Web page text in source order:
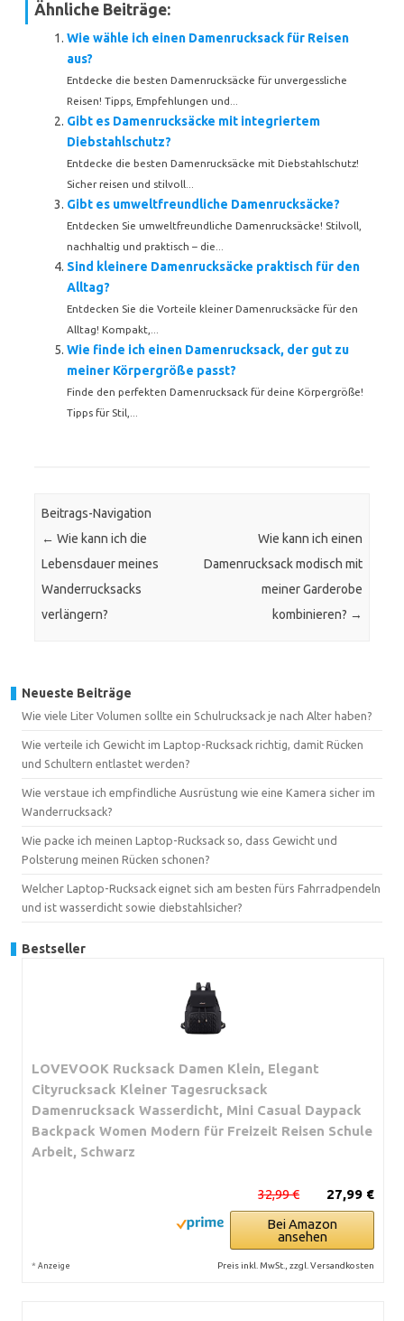
Ähnliche Beiträge:
Wie wähle ich einen Damenrucksack für Reisen
aus?
Entdecke die besten Damenrucksäcke für unvergessliche
Reisen! Tipps, Empfehlungen und...
Gibt es Damenrucksäcke mit integriertem
Diebstahlschutz?
Entdecke die besten Damenrucksäcke mit Diebstahlschutz!
Sicher reisen und stilvoll...
Gibt es umweltfreundliche Damenrucksäcke?
Entdecken Sie umweltfreundliche Damenrucksäcke! Stilvoll,
nachhaltig und praktisch – die...
Sind kleinere Damenrucksäcke praktisch für den
Alltag?
Entdecken Sie die Vorteile kleiner Damenrucksäcke für den
Alltag! Kompakt,...
Wie finde ich einen Damenrucksack, der gut zu
meiner Körpergröße passt?
Finde den perfekten Damenrucksack für deine Körpergröße!
Tipps für Stil,...
Beitrags-Navigation
← Wie kann ich die
Lebensdauer meines
Wanderrucksacks
verlängern?
Wie kann ich einen
Damenrucksack modisch mit
meiner Garderobe
kombinieren? →
Neueste Beiträge
Wie viele Liter Volumen sollte ein Schulrucksack je nach Alter haben?
Wie verteile ich Gewicht im Laptop-Rucksack richtig, damit Rücken
und Schultern entlastet werden?
Wie verstaue ich empfindliche Ausrüstung wie eine Kamera sicher im
Wanderrucksack?
Wie packe ich meinen Laptop-Rucksack so, dass Gewicht und
Polsterung meinen Rücken schonen?
Welcher Laptop-Rucksack eignet sich am besten fürs Fahrradpendeln
und ist wasserdicht sowie diebstahlsicher?
Bestseller
LOVEVOOK Rucksack Damen Klein, Elegant
Cityrucksack Kleiner Tagesrucksack
Damenrucksack Wasserdicht, Mini Casual Daypack
Backpack Women Modern für Freizeit Reisen Schule
Arbeit, Schwarz
27,99 €
32,99 €
Bei Amazon
ansehen
* Anzeige Preis inkl. MwSt., zzgl. Versandkosten